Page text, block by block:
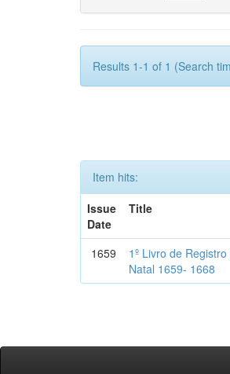
Results 1-1 of 1 (Search
Item hits:
Issue
Date
Title
1659
1º Livro de
Natal 1659- 1668